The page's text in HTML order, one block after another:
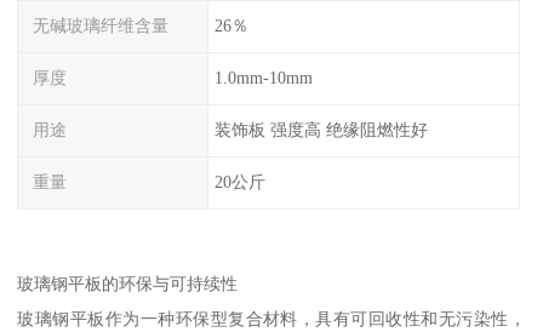
无碱玻璃纤维含量 26％
厚度 1.0mm-10mm
用途 装饰板 强度高 绝缘阻燃性好
重量 20公斤
玻璃钢平板的环保与可持续性
玻璃钢平板作为一种环保型复合材料，具有可回收性和无污染性，